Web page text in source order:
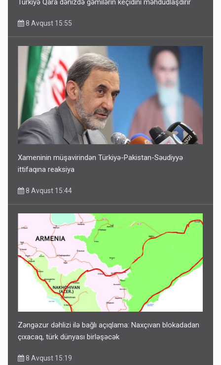
Türkiyə Qara dənizdə gəmilərin keçidini məhdudlaşdırır
8 Avqust 15:55
Xameninin müşavirindən Türkiyə-Pakistan-Səudiyyə
ittifaqına reaksiya
8 Avqust 15:44
Zəngəzur dəhlizi ilə bağlı açıqlama: Naxçıvan blokadadan
çıxacaq, türk dünyası birləşəcək
8 Avqust 15:19